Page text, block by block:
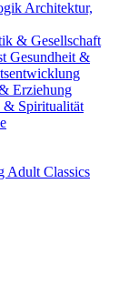
Architektur,
& Gesellschaft
Gesundheit &
Erziehung
& Spiritualität
Adult Classics